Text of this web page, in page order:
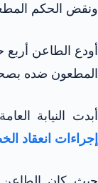
ونقض الحكم
أودع الطاعن
المطعون ضده بصحيفة
أبدت النيابة
إجراءات انعقاد